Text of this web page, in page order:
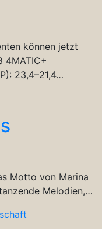
können jetzt
4MATIC+
23,4–21,4…
Motto von Marina
Melodien,…